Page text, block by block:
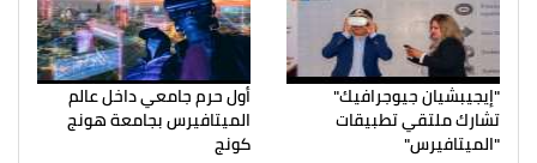
"إيجيبشيان جيوجرافيك"
تشارك ملتقي تطبيقات
"الميتافيرس"
أول حرم جامعي داخل عالم
الميتافيرس بجامعة هونج
كونج